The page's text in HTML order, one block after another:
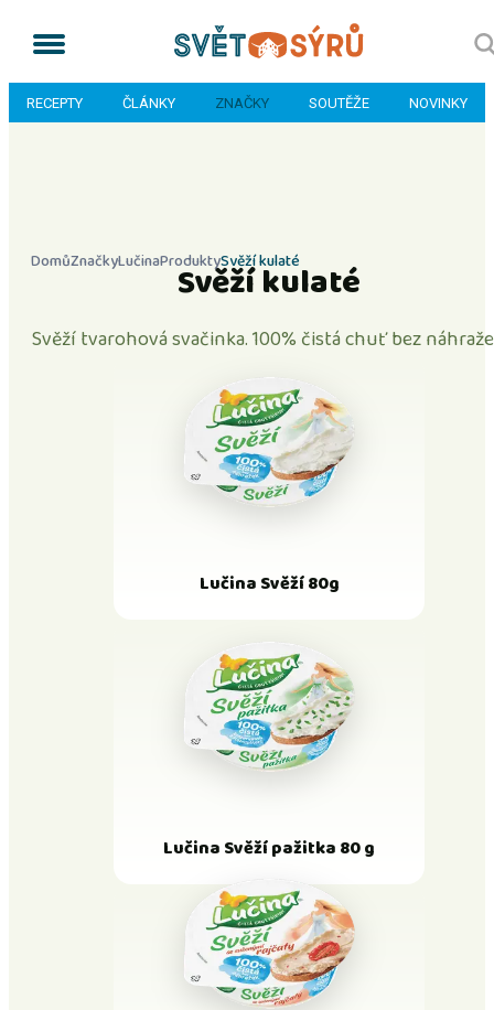
RECEPTY ČLÁNKY ZNAČKY SOUTĚŽE NOVINKY
DomůZnačkyLučinaProduktySvěží kulaté
Svěží kulaté
Svěží tvarohová svačinka. 100% čistá chuť bez
Lučina Svěží 80g
Lučina Svěží pažitka 80 g